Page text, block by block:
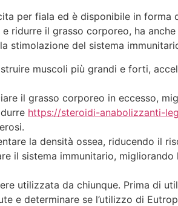
per fiala ed è disponibile in forma
ridurre il grasso corporeo, ha
stimolazione del sistema
muscoli più grandi e forti,
il grasso corporeo in eccesso,
https://steroidi-anabolizzanti-
la densità ossea, riducendo il
il sistema immunitario, migliorando
utilizzata da chiunque. Prima di
e determinare se l’utilizzo di